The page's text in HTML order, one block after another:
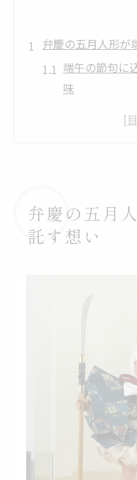
弁慶の五月人形が
端午の節句に
味
五月人形の弁
さ
鎧兜と弁慶の
端午の節句に
び方
鎧兜を飾る意
イント
五月人形と鯉
弁慶の五月
託す想い